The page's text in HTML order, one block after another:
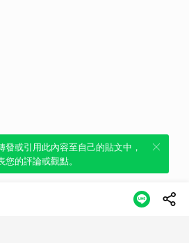
鍵引用此內容，透過發布貼
個人立場。
發或引用此內容至自己的貼文中，
您的評論或觀點。